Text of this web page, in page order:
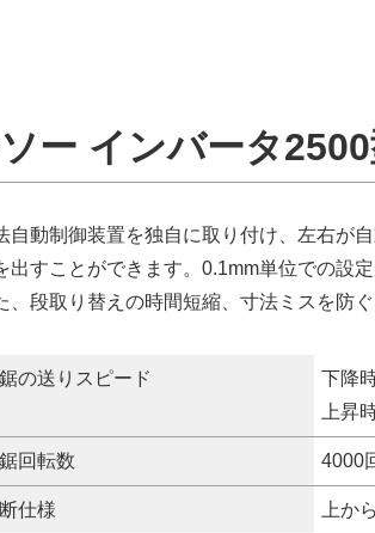
ー インバータ
自動制御装置を独自に取り付け、左右が
出すことができます。0.1mm単位での設定
、段取り替えの時間短縮、寸法ミスを防
の送りスピード
下降
上昇
回転数 4000
仕様 上か